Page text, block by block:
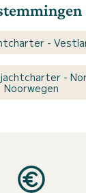
-
-
Noorwegen